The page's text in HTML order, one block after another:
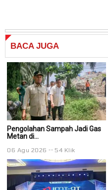
BACA JUGA
Pengolahan Sampah Jadi Gas
Metan di...
06 Agu 2026 54 Klik